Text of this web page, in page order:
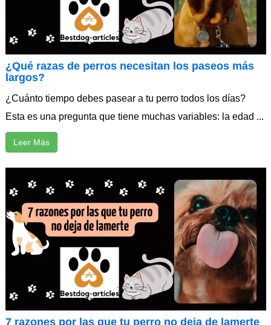
¿Qué razas de perros necesitan los paseos más
largos?
¿Cuánto tiempo debes pasear a tu perro todos los días?
Esta es una pregunta que tiene muchas variables: la edad ...
Leer Más
7 razones por las que tu perro no deja de lamerte